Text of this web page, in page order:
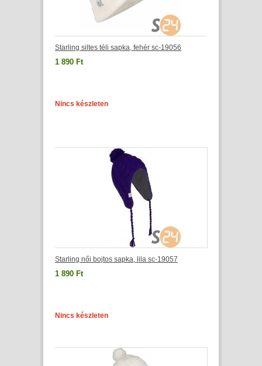
Starling siltes téli sapka, fehér sc-19056
1 890 Ft
Nincs készleten
Starling női bojtos sapka, lila sc-19057
1 890 Ft
Nincs készleten